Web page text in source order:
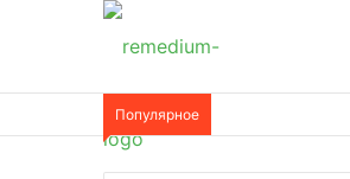
Популярное